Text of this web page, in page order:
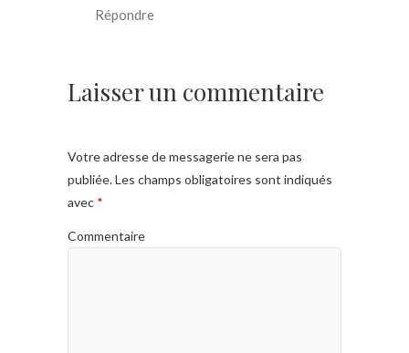
Répondre
Laisser un commentaire
Votre adresse de messagerie ne sera pas
publiée.Les champs obligatoires sont indiqués
avec *
Commentaire